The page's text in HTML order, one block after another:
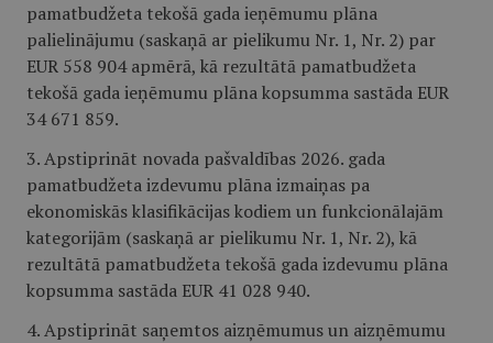
pamatbudžeta tekošā gada ieņēmumu plāna
palielinājumu (saskaņā ar pielikumu Nr. 1, Nr. 2) par
EUR 558 904 apmērā, kā rezultātā pamatbudžeta
tekošā gada ieņēmumu plāna kopsumma sastāda EUR
34 671 859.
3. Apstiprināt novada pašvaldības 2026. gada
pamatbudžeta izdevumu plāna izmaiņas pa
ekonomiskās klasifikācijas kodiem un funkcionālajām
kategorijām (saskaņā ar pielikumu Nr. 1, Nr. 2), kā
rezultātā pamatbudžeta tekošā gada izdevumu plāna
kopsumma sastāda EUR 41 028 940.
4. Apstiprināt saņemtos aizņēmumus un aizņēmumu